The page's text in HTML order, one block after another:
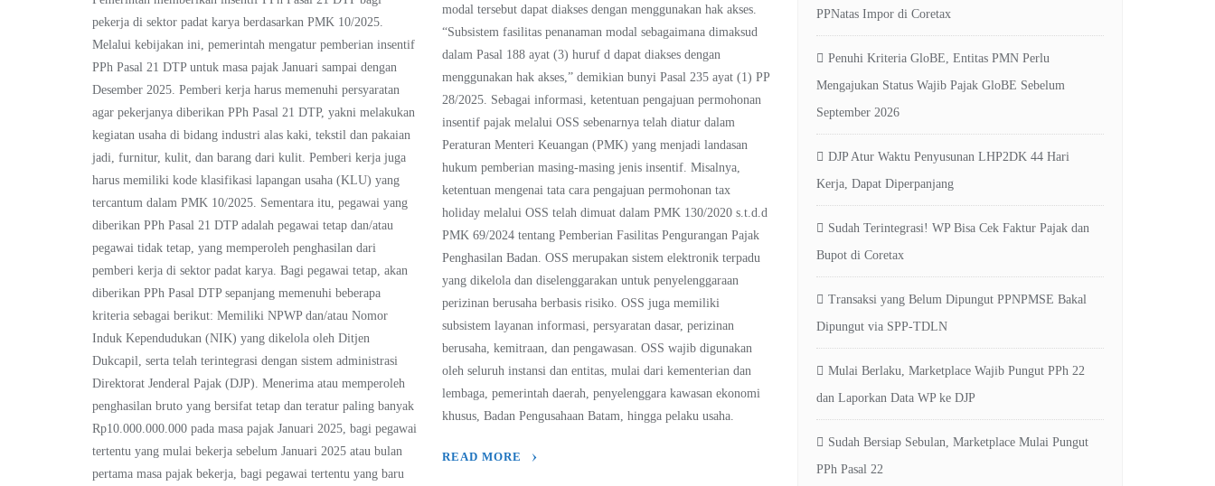
pekerja di sektor padat karya berdasarkan PMK 10/2025.
Melalui kebijakan ini, pemerintah mengatur pemberian insentif
PPh Pasal 21 DTP untuk masa pajak Januari sampai dengan
Desember 2025. Pemberi kerja harus memenuhi persyaratan
agar pekerjanya diberikan PPh Pasal 21 DTP, yakni melakukan
kegiatan usaha di bidang industri alas kaki, tekstil dan pakaian
jadi, furnitur, kulit, dan barang dari kulit. Pemberi kerja juga
harus memiliki kode klasifikasi lapangan usaha (KLU) yang
tercantum dalam PMK 10/2025. Sementara itu, pegawai yang
diberikan PPh Pasal 21 DTP adalah pegawai tetap dan/atau
pegawai tidak tetap, yang memperoleh penghasilan dari
pemberi kerja di sektor padat karya. Bagi pegawai tetap, akan
diberikan PPh Pasal DTP sepanjang memenuhi beberapa
kriteria sebagai berikut: Memiliki NPWP dan/atau Nomor
Induk Kependudukan (NIK) yang dikelola oleh Ditjen
Dukcapil, serta telah terintegrasi dengan sistem administrasi
Direktorat Jenderal Pajak (DJP). Menerima atau memperoleh
penghasilan bruto yang bersifat tetap dan teratur paling banyak
Rp10.000.000.000 pada masa pajak Januari 2025, bagi pegawai
tertentu yang mulai bekerja sebelum Januari 2025 atau bulan
pertama masa pajak bekerja, bagi pegawai tertentu yang baru
modal tersebut dapat diakses dengan menggunakan hak akses.
“Subsistem fasilitas penanaman modal sebagaimana dimaksud
dalam Pasal 188 ayat (3) huruf d dapat diakses dengan
menggunakan hak akses,” demikian bunyi Pasal 235 ayat (1) PP
28/2025. Sebagai informasi, ketentuan pengajuan permohonan
insentif pajak melalui OSS sebenarnya telah diatur dalam
Peraturan Menteri Keuangan (PMK) yang menjadi landasan
hukum pemberian masing-masing jenis insentif. Misalnya,
ketentuan mengenai tata cara pengajuan permohonan tax
holiday melalui OSS telah dimuat dalam PMK 130/2020 s.t.d.d
PMK 69/2024 tentang Pemberian Fasilitas Pengurangan Pajak
Penghasilan Badan. OSS merupakan sistem elektronik terpadu
yang dikelola dan diselenggarakan untuk penyelenggaraan
perizinan berusaha berbasis risiko. OSS juga memiliki
subsistem layanan informasi, persyaratan dasar, perizinan
berusaha, kemitraan, dan pengawasan. OSS wajib digunakan
oleh seluruh instansi dan entitas, mulai dari kementerian dan
lembaga, pemerintah daerah, penyelenggara kawasan ekonomi
khusus, Badan Pengusahaan Batam, hingga pelaku usaha.
READ MORE
PPNatas Impor di Coretax
Penuhi Kriteria GloBE, Entitas PMN Perlu
Mengajukan Status Wajib Pajak GloBE Sebelum
September 2026
DJP Atur Waktu Penyusunan LHP2DK 44 Hari
Kerja, Dapat Diperpanjang
Sudah Terintegrasi! WP Bisa Cek Faktur Pajak dan
Bupot di Coretax
Transaksi yang Belum Dipungut PPNPMSE Bakal
Dipungut via SPP-TDLN
Mulai Berlaku, Marketplace Wajib Pungut PPh 22
dan Laporkan Data WP ke DJP
Sudah Bersiap Sebulan, Marketplace Mulai Pungut
PPh Pasal 22